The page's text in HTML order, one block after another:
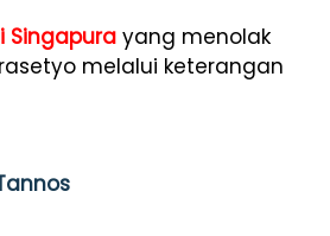
Singapura yang menolak
melalui keterangan